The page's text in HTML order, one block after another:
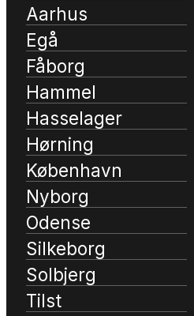
Aarhus
Egå
Fåborg
Hammel
Hasselager
Hørning
København
Nyborg
Odense
Silkeborg
Solbjerg
Tilst